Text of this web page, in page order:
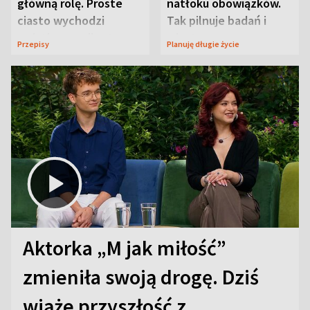
ciasto wychodzi
wyjątkowo wilgotne
Przepisy
Tak pilnuje badań i
wizyt
Planuję długie życie
Aktorka „M jak miłość”
zmieniła swoją drogę. Dziś